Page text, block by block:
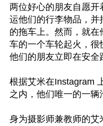
两位好心的朋友自愿
运他们的行李物品，并
的拖车上。然而，就
车的一个车轮起火，很
他们的朋友立即在安全
根据艾米在Instagram
之内，他们唯一的一辆
身为摄影师兼教师的